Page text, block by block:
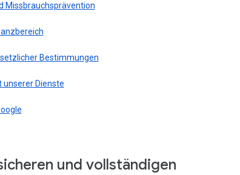
Missbrauchsprävention
Bestimmungen
unserer Dienste
und vollständigen